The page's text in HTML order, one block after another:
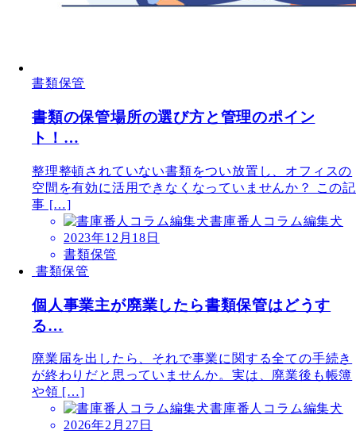
書類保管
書類の保管場所の選び方と管理のポイン
ト！…
整理整頓されていない書類をつい放置し、オフィスの
空間を有効に活用できなくなっていませんか？ この記
事 […]
書庫番人コラム編集犬
2023年12月18日
書類保管
書類保管
個人事業主が廃業したら書類保管はどうす
る…
廃業届を出したら、それで事業に関する全ての手続き
が終わりだと思っていませんか。実は、廃業後も帳簿
や領 […]
書庫番人コラム編集犬
2026年2月27日